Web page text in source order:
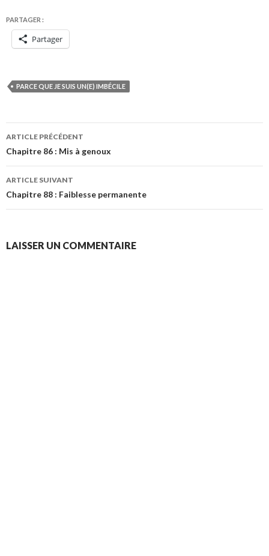
PARTAGER :
Partager
PARCE QUE JE SUIS UN(E) IMBÉCILE
Navigation
des
articles
ARTICLE PRÉCÉDENT
Chapitre 86 : Mis à genoux
ARTICLE SUIVANT
Chapitre 88 : Faiblesse permanente
LAISSER UN COMMENTAIRE